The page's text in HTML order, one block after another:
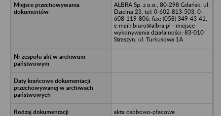
ALBRA Sp. z o.o., 80-298 Gdańsk, ul.
Dzielna 23, tel: 0-602-813-503, 0-
608-119-806, fax: (058) 349-43-41,
e-mail: biuro@albra.pl - miejsce
wykonywania działalności: 83-010
Straszyn, ul. Turkusowa 1A
akta osobowo-płacowe